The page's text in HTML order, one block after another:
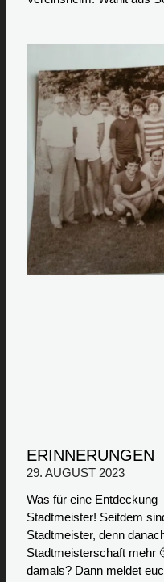
ERINNERUNGEN
29. AUGUST 2023
Was für eine Entdeckung
Stadtmeister! Seitdem
Stadtmeister, denn
Stadtmeisterschaft mehr
damals? Dann meldet